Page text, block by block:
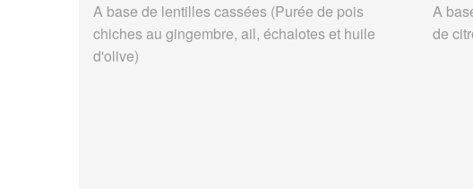
A base de lentilles cassées (Purée de pois
chiches au gingembre, ail, échalotes et huile
d'olive)
A
de